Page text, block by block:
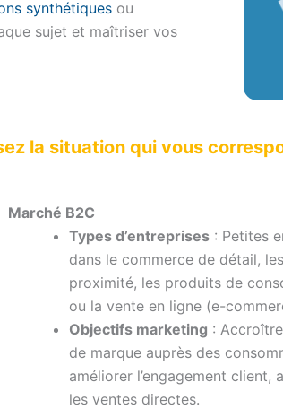
synthétiques ou
sujet et maîtriser vos
la situation qui vous
Marché B2C
Types d’entreprises : Petites
dans le commerce de détail,
proximité, les produits de
ou la vente en ligne (e-
Objectifs marketing :
de marque auprès des
améliorer l’engagement client,
les ventes directes.